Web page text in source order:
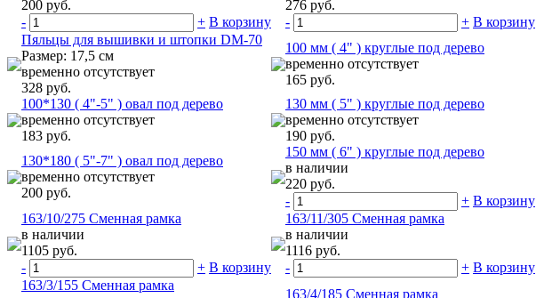
200 руб.
-
+ В корзину
276 руб.
-
+ В корзину
Пяльцы для вышивки и штопки DM-70
Размер: 17,5 см
временно отсутствует
328 руб.
100 мм ( 4" ) круглые под дерево
временно отсутствует
165 руб.
100*130 ( 4"-5" ) овал под дерево
временно отсутствует
183 руб.
130 мм ( 5" ) круглые под дерево
временно отсутствует
190 руб.
130*180 ( 5"-7" ) овал под дерево
временно отсутствует
200 руб.
150 мм ( 6" ) круглые под дерево
в наличии
220 руб.
-
+ В корзину
163/10/275 Сменная рамка
в наличии
1105 руб.
-
+ В корзину
163/11/305 Сменная рамка
в наличии
1116 руб.
-
+ В корзину
163/3/155 Сменная рамка
163/4/185 Сменная рамка